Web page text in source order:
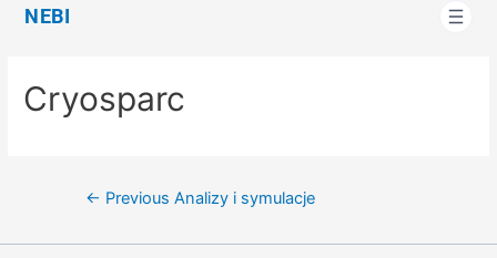
NEBI
Cryosparc
← Previous Analizy i symulacje